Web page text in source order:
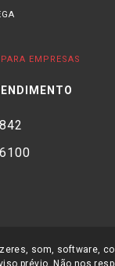
EMPRESAS
som, software,
prévio. Não nos